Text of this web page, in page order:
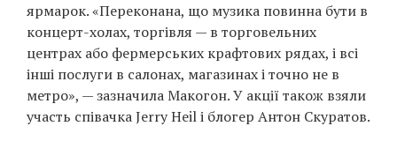
EN
RU
ярмарок. «Переконана, що музика повинна бути в
концерт-холах, торгівля — в торговельних
центрах або фермерських крафтових рядах, і всі
інші послуги в салонах, магазинах і точно не в
метро», — зазначила Макогон. У акції також взяли
участь співачка Jerry Heil і блогер Антон Скуратов.